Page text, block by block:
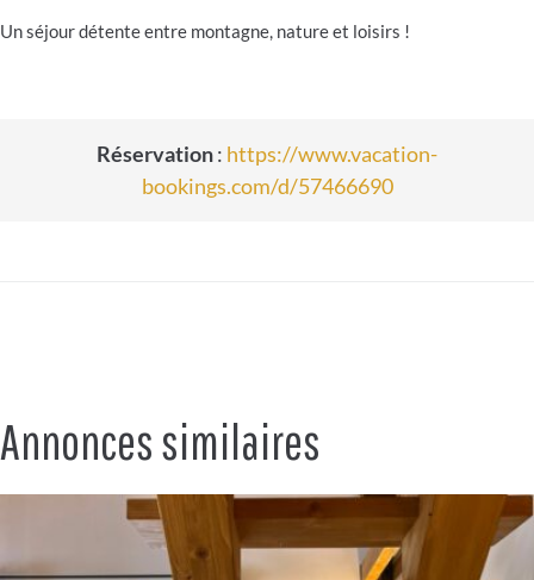
Un séjour détente entre montagne, nature et loisirs !
Réservation: https://www.vacation-
bookings.com/d/57466690
Annonces similaires